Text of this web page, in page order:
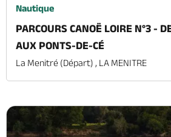
Nautique
PARCOURS CANOË LOIRE N°3 -
AUX PONTS-DE-CÉ
La Menitré (départ) , LA MENITRE